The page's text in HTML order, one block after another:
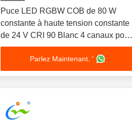
Puce LED RGBW COB de 80 W
constante à haute tension constante
de 24 V CRI 90 Blanc 4 canaux pour
les lumières d'aquarium
Parlez Maintenant. '